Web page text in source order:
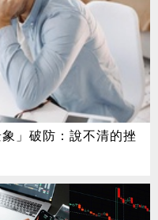
」破防：說不清的挫